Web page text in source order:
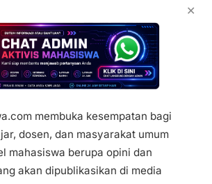
✕
membuka kesempatan bagi
dosen, dan masyarakat umum
mahasiswa berupa opini dan
akan dipublikasikan di media